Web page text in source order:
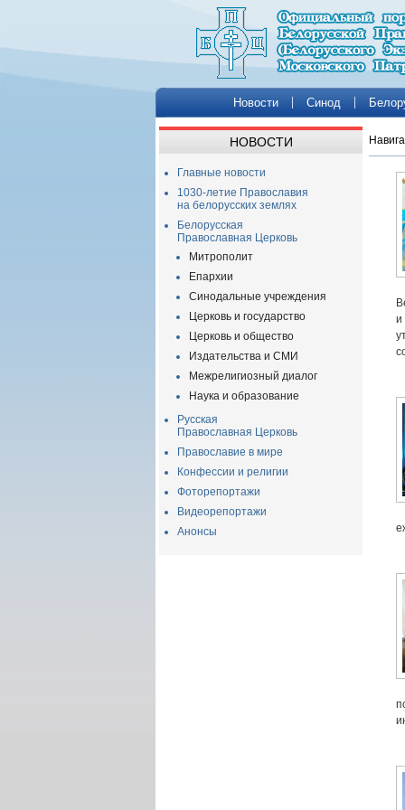
Новости Синод
НОВОСТИ
Главные новости
1030-летие Православия
на белорусских землях
Белорусская
Православная Церковь
Митрополит
Епархии
Синодальные учреждения
Церковь и государство
Церковь и общество
Издательства и СМИ
Межрелигиозный диалог
Наука и образование
Русская
Православная Церковь
Православие в мире
Конфессии и религии
Фоторепортажи
Видеорепортажи
Анонсы
и